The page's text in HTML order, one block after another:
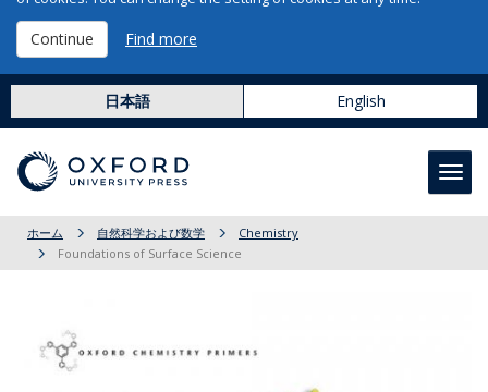
Continue Find more
日本語 English
ホーム 自然科学および数学
Chemistry
Foundations of Surface Science